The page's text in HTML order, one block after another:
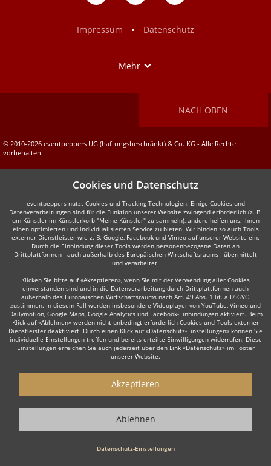
Impressum
• Datenschutz
Mehr
NACH OBEN
© 2010-2026 eventpeppers UG (haftungsbeschränkt) & Co. KG - Alle Rechte
vorbehalten.
Cookies und Datenschutz
eventpeppers nutzt Cookies und Tracking-Technologien. Einige Cookies und
Datenverarbeitungen sind für die Funktion unserer Website zwingend erforderlich (z. B.
um Künstler im Künstlerkorb "Meine Künstler" zu sammeln), andere helfen uns, Ihnen
einen optimierten und individualisierten Service zu bieten. Wir binden so auch Tools
externer Dienstleister wie z. B. Google, Facebook und Vimeo auf unserer Website ein.
Durch die Einbindung dieser Tools werden personenbezogene Daten an
Drittplattformen - auch außerhalb des Europäischen Wirtschaftsraums - übermittelt
und verarbeitet.
Klicken Sie bitte auf «Akzeptieren», wenn Sie mit der Verwendung aller Cookies
einverstanden sind und in die Datenverarbeitung durch Drittplattformen auch
außerhalb des Europäischen Wirtschaftsraums nach Art. 49 Abs. 1 lit. a DSGVO
zustimmen. In diesem Fall werden insbesondere Videoplayer von YouTube, Vimeo und
Dailymotion, Google Maps, Google Analytics und Facebook-Einbindungen aktiviert. Beim
Klick auf «Ablehnen» werden nicht unbedingt erforderlich Cookies und Tools externer
Dienstleister deaktiviert. Durch einen Klick auf «Datenschutz-Einstellungen» können Sie
individuelle Einstellungen treffen und bereits erteilte Einwilligungen widerrufen. Diese
Einstellungen erreichen Sie auch jederzeit über den Link «Datenschutz» im Footer
unserer Website.
Datenschutz-Einstellungen
Akzeptieren
Ablehnen